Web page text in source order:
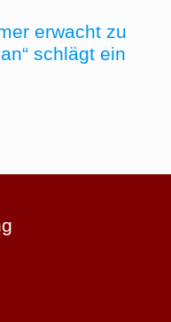
erwacht zu
schlägt ein